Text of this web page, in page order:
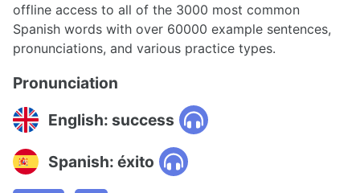
offline access to all of the 3000 most common
Spanish words with over 60000 example sentences,
pronunciations, and various practice types.
Pronunciation
English: success
Spanish: éxito